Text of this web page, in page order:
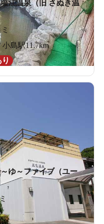
江温泉（旧 さぬき温
島駅11.7km
ゆ～ファイブ（ユー